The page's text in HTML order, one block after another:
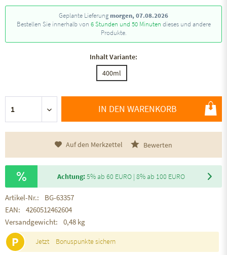
Geplante Lieferungmorgen, 07.08.2026
Bestellen Sie innerhalb von 6 Stunden und 50 Minuten dieses und andere
Produkte.
Inhalt Variante:
400ml
IN DEN WARENKORB
Auf den Merkzettel Bewerten
Achtung:5% ab 60 EURO | 8% ab 100 EURO
Artikel-Nr.:
BG-63357
EAN:
4260512462604
Versandgewicht:
0,48 kg
P Jetzt Bonuspunkte sichern